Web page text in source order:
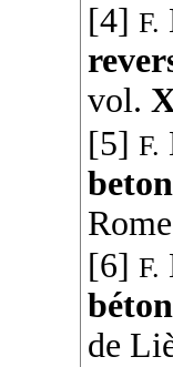
[4]F.
vol.
[5]F.
[6]F.
de